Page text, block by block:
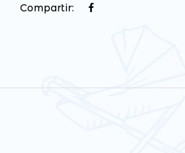
Compartir: